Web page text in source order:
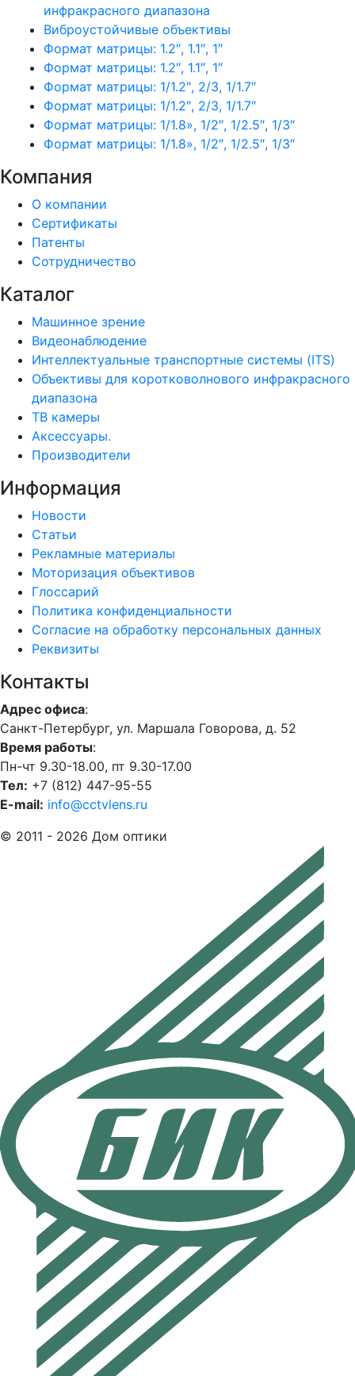
инфракрасного диапазона
Виброустойчивые объективы
Формат матрицы: 1.2″, 1.1″, 1″
Формат матрицы: 1.2″, 1.1″, 1″
Формат матрицы: 1/1.2″, 2/3, 1/1.7″
Формат матрицы: 1/1.2″, 2/3, 1/1.7″
Формат матрицы: 1/1.8», 1/2″, 1/2.5″, 1/3″
Формат матрицы: 1/1.8», 1/2″, 1/2.5″, 1/3″
Компания
О компании
Сертификаты
Патенты
Сотрудничество
Каталог
Машинное зрение
Видеонаблюдение
Интеллектуальные транспортные системы (ITS)
Объективы для коротковолнового инфракрасного
диапазона
ТВ камеры
Аксессуары.
Производители
Информация
Новости
Статьи
Рекламные материалы
Моторизация объективов
Глоссарий
Политика конфиденциальности
Согласие на обработку персональных данных
Реквизиты
Контакты
Адрес офиса:
Санкт-Петербург, ул. Маршала Говорова, д. 52
Время работы:
Пн-чт 9.30-18.00, пт 9.30-17.00
Тел: +7 (812) 447-95-55
E-mail: info@cctvlens.ru
© 2011 - 2026 Дом оптики